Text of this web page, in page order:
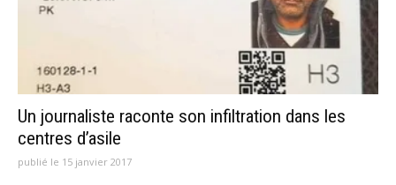
Un journaliste raconte son infiltration dans les
centres d’asile
publié le 15 janvier 2017